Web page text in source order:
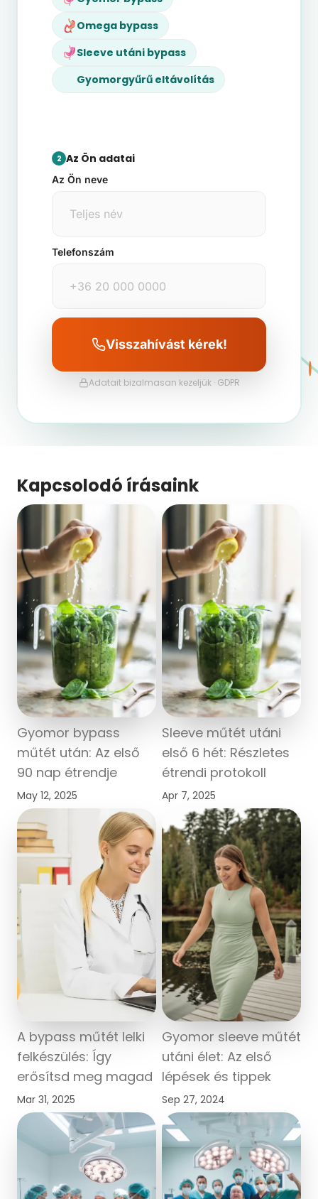
Omega bypass
Sleeve utáni bypass
Gyomorgyűrű eltávolítás
2 Az Ön adatai
Az Ön neve
Telefonszám
Visszahívást kérek!
Adatait bizalmasan kezeljük · GDPR
Kapcsolodó írásaink
Gyomor bypass
műtét után: Az első
90 nap étrendje
May 12, 2025
Sleeve műtét utáni
első 6 hét: Részletes
étrendi protokoll
Apr 7, 2025
A bypass műtét lelki
felkészülés: Így
erősítsd meg magad
Mar 31, 2025
Gyomor sleeve műtét
utáni élet: Az első
lépések és tippek
Sep 27, 2024